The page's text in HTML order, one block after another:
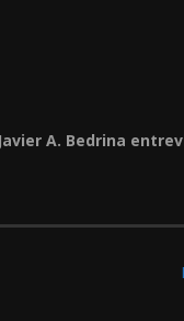
A. Bedrina